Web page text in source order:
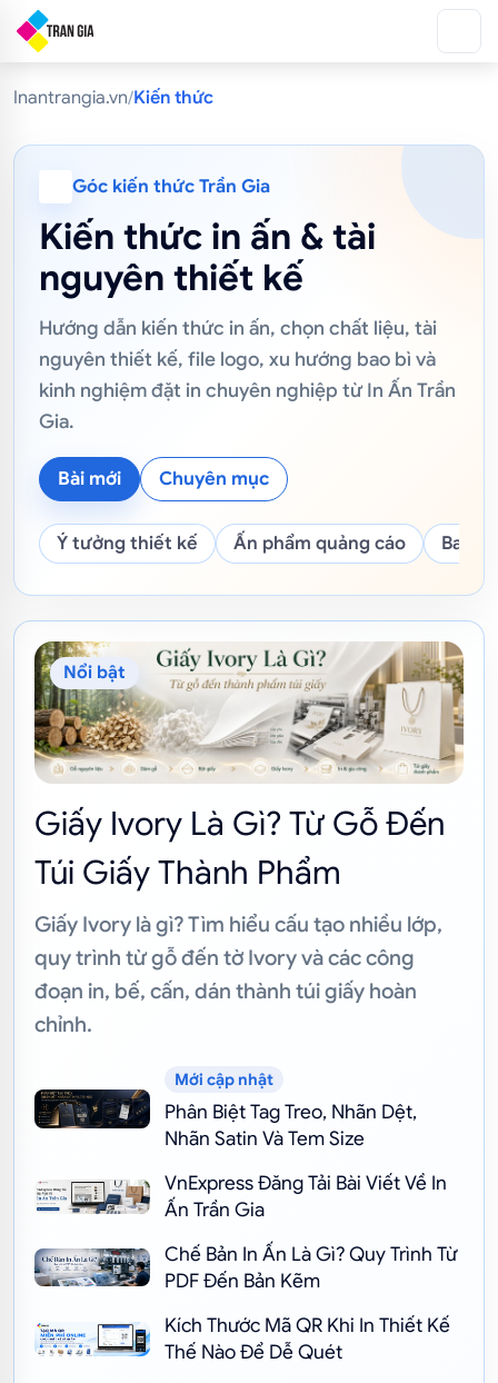
Inantrangia.vn/Kiến thức
Góc kiến thức Trần Gia
Kiến thức in ấn & tài
nguyên thiết kế
Hướng dẫn kiến thức in ấn, chọn chất liệu, tài
nguyên thiết kế, file logo, xu hướng bao bì và
kinh nghiệm đặt in chuyên nghiệp từ In Ấn Trần
Gia.
Bài mới Chuyên mục
Ý tưởng thiết kế Ấn phẩm quảng cáo Bao
Bài viết nổi bật về kiến thức in ấn
Nổi bật
Giấy Ivory Là Gì? Từ Gỗ Đến
Túi Giấy Thành Phẩm
Giấy Ivory là gì? Tìm hiểu cấu tạo nhiều lớp,
quy trình từ gỗ đến tờ Ivory và các công
đoạn in, bế, cấn, dán thành túi giấy hoàn
chỉnh.
Mới cập nhật
Phân Biệt Tag Treo, Nhãn Dệt,
Nhãn Satin Và Tem Size
VnExpress Đăng Tải Bài Viết Về In
Ấn Trần Gia
Chế Bản In Ấn Là Gì? Quy Trình Từ
PDF Đến Bản Kẽm
Kích Thước Mã QR Khi In Thiết Kế
Thế Nào Để Dễ Quét